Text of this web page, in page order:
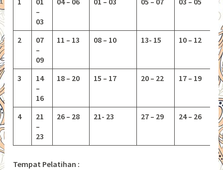
–
03
2
07
–
09
11 – 13 08 – 10 13- 15 10 – 12
3
14
–
16
18 – 20 15 – 17 20 – 22 17 – 19
4
21
–
23
26 – 28 21- 23 27 – 29 24 – 26
Tempat Pelatihan :